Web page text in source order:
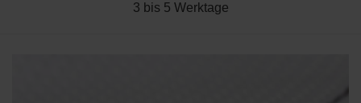
3 bis 5 Werktage